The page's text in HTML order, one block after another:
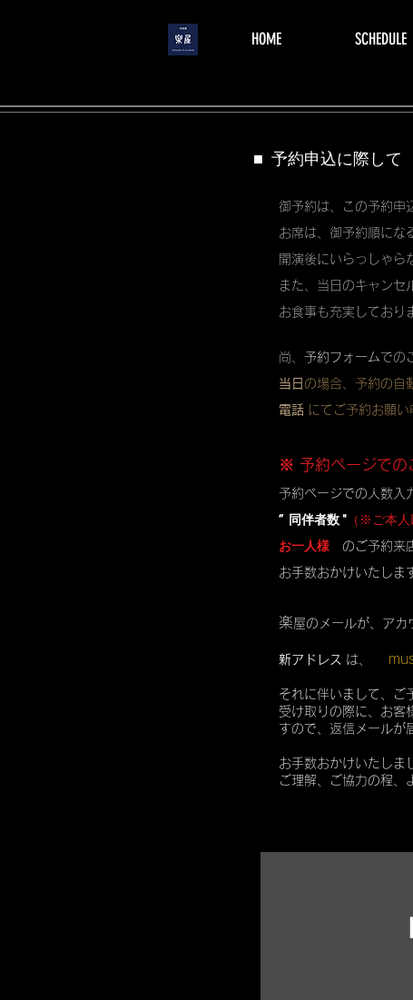
menu HOME SCHEDULE
■ 予約申込に際して
御予約は、この予約申
お席は、御予約順にな
開演後にいらっしゃら
また、当日のキャンセ
お食事も充実しており
尚、 予約フォームでの
当日 の場合、予約の自
電話 にてご予約お願い
※ 予約ページでの
予約ページでの人数入
” 同伴者数 " （※ご本人
お一人様 のご予約来
お手数おかけいたしま
楽屋のメールが、アカ
新アドレス は、
それに伴いまして、ご
受け取りの際に、お客
すので、返信メールが
お手数おかけいたしま
ご理解、ご協力の程、